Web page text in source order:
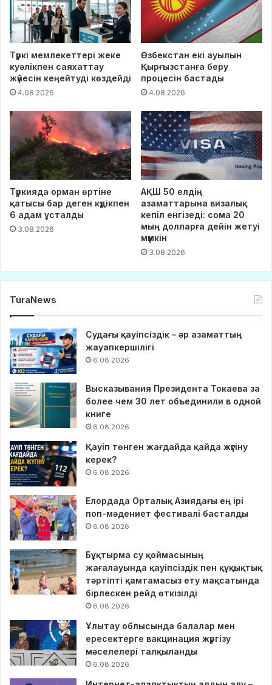
Түркі мемлекеттері жеке
куәлікпен саяхаттау
жүйесін кеңейтуді көздейді
4.08.2026
Өзбекстан екі ауылын
Қырғызстанға беру
процесін бастады
4.08.2026
Түркияда орман өртіне
қатысы бар деген күдікпен
6 адам ұсталды
3.08.2026
АҚШ 50 елдің
азаматтарына визалық
кепіл енгізеді: сома 20
мың долларға дейін жетуі
мүмкін
3.08.2026
TuraNews
Судағы қауіпсіздік – әр азаматтың
жауапкершілігі
6.08.2026
Высказывания Президента Токаева за
более чем 30 лет объединили в одной
книге
6.08.2026
Қауіп төнген жағдайда қайда жүгіну
керек?
6.08.2026
Елордада Орталық Азиядағы ең ірі
поп-мәдениет фестивалі басталды
6.08.2026
Бұқтырма су қоймасының
жағалауында қауіпсіздік пен құқықтық
тәртіпті қамтамасыз ету мақсатында
бірлескен рейд өткізілді
6.08.2026
Ұлытау облысында балалар мен
ересектерге вакцинация жүргізу
мәселелері талқыланды
6.08.2026